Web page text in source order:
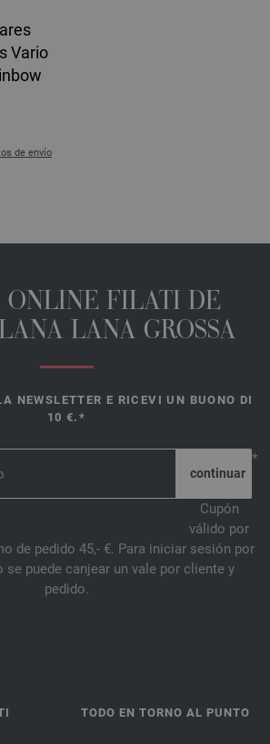
Vario
de envío
ONLINE FILATI DE
LANA GROSSA
NEWSLETTER E RICEVI UN BUONO DI
10 €.*
*
Cupón
válido por
de pedido 45,- €. Para iniciar sesión por
se puede canjear un vale por cliente y
pedido.
TODO EN TORNO AL PUNTO